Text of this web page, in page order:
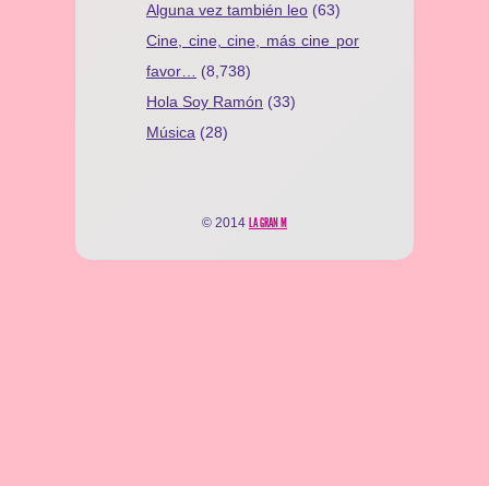
Alguna vez también leo (63)
Cine, cine, cine, más cine por
favor…
(8,738)
Hola Soy Ramón (33)
Música (28)
© 2014 LA GRAN M